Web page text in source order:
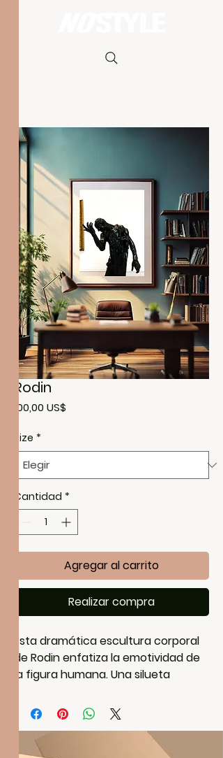
Rodin
100,00 US$
Size *
Cantidad *
Agregar al carrito
Realizar compra
Esta dramática escultura corporal
de Rodin enfatiza la emotividad de
la figura humana. Una silueta